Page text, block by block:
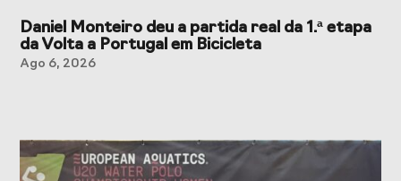
Daniel Monteiro deu a partida real da 1.ª etapa
da Volta a Portugal em Bicicleta
Ago 6, 2026